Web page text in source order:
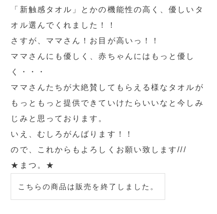
「新触感タオル」とかの機能性の高く、優しいタ
オル選んでくれました！！
さすが、ママさん！お目が高いっ！！
ママさんにも優しく、赤ちゃんにはもっと優し
く・・・
ママさんたちが大絶賛してもらえる様なタオルが
もっともっと提供できていけたらいいなと今しみ
じみと思っております。
いえ、むしろがんばります！！
ので、これからもよろしくお願い致します///
★まつ。★
こちらの商品は販売を終了しました。